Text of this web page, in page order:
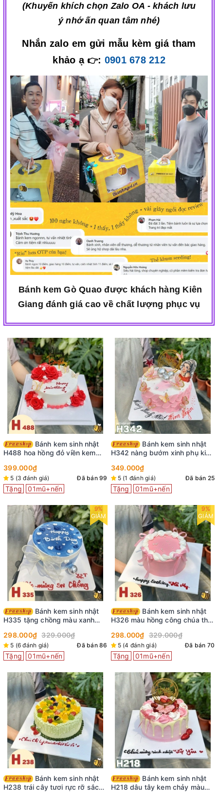
(Khuyến khích chọn Zalo OA - khách lưu
ý nhớ ấn quan tâm nhé)
Nhắn zalo em gửi mẫu kèm giá tham
khảo ạ 👉: 0901 678 212
Bánh kem Gò Quao được khách hàng Kiên
Giang đánh giá cao về chất lượng phục vụ
Bánh kem sinh nhật
H488 hoa hồng đỏ viền kem
399.000₫
5 (3 đánh giá) Đã bán 99
Tặng 01mũ+nến
H342 nàng bướm xinh phụ kiện
349.000₫
5 (1 đánh giá) Đã bán 25
Tặng 01mũ+nến
9%
GIẢM
Bánh kem sinh nhật
H335 tặng chồng màu xanh
298.000₫ 329.000₫
5 (6 đánh giá) Đã bán 86
Tặng 01mũ+nến
9%
GIẢM
H326 màu hồng công chúa thắt
298.000₫ 329.000₫
5 (4 đánh giá) Đã bán 70
Tặng 01mũ+nến
Bánh kem sinh nhật
H238 trái cây tươi rực rỡ sắc
H218 dâu tây kem chảy màu